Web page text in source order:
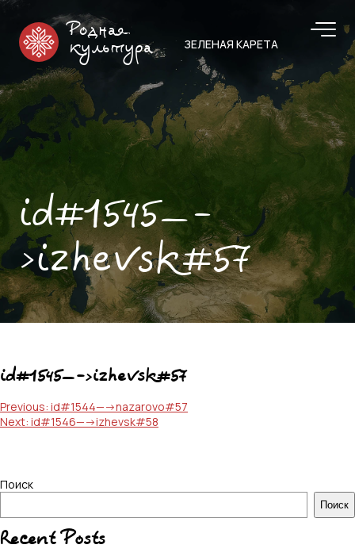
Родная
культура
ЗЕЛЕНАЯ КАРЕТА
id#1545—-
>izhevsk#57
id#1545—->izhevsk#57
Навигация
по
Previous: id#1544—->nazarovo#57
Next: id#1546—->izhevsk#58
Поиск
Поиск
Recent Posts